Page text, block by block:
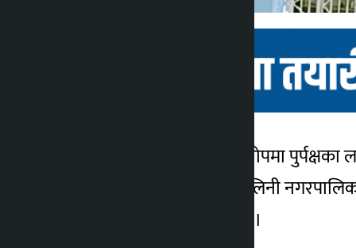
काठमाडौँ । बलात्कारको आरोपमा
सप्तरीको हनुमाननगर कंकालिनी
दासले जानकारी दिएका छन् ।